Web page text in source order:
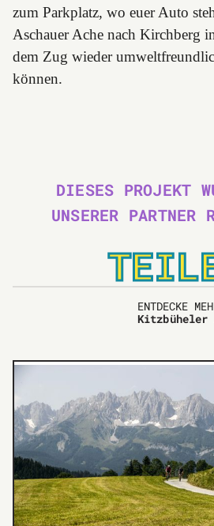
zum Parkplatz, wo euer Auto
Aschauer Ache nach Kirchberg
dem Zug wieder
können.
DIESES PROJEKT
UNSERER PARTNER
ENTDECKE